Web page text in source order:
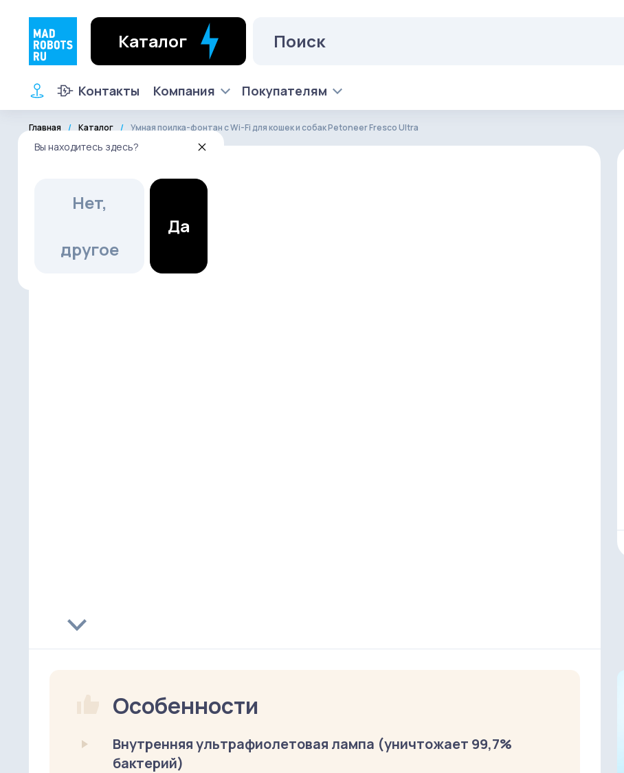
Вы находитесь здесь?
Нет,
другое
Да
Каталог
Контакты Компания Покупателям
Главная Каталог Умная поилка-фонтан c Wi-Fi для кошек и собак Petoneer Fresco Ultra
Особенности
Внутренняя ультрафиолетовая лампа (уничтожает 99,7%
бактерий)